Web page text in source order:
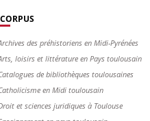
CORPUS
des préhistoriens en Midi-Pyrénées
loisirs et littérature en Pays toulousain
de bibliothèques toulousaines
en Midi toulousain
et sciences juridiques à Toulouse